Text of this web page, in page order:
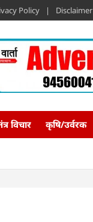
Policy Disclaimer
विचार कृषि/उर्वरक